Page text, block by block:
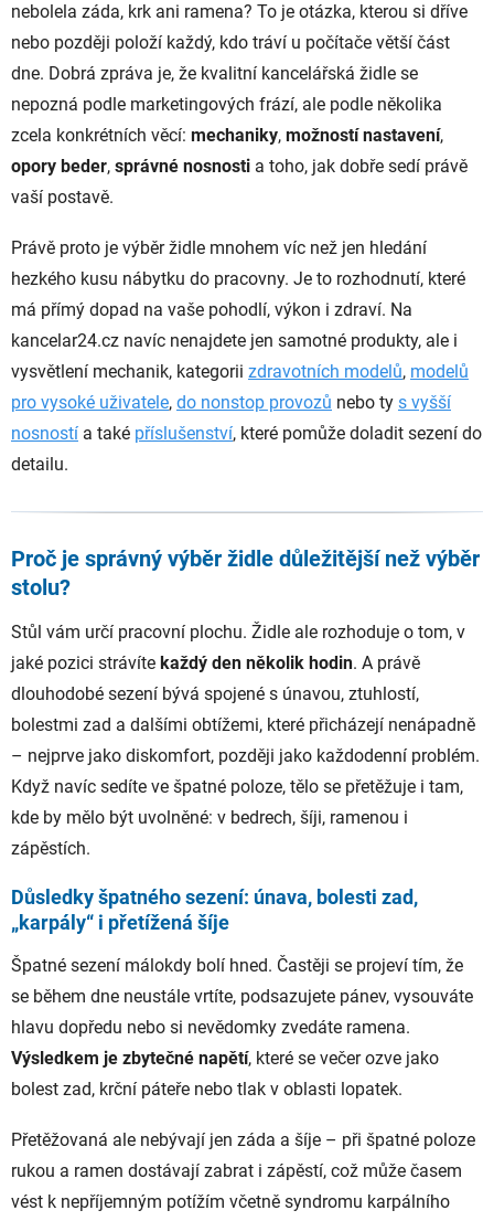
nebolela záda, krk ani ramena? To je otázka, kterou si dříve
nebo později položí každý, kdo tráví u počítače větší část
dne. Dobrá zpráva je, že kvalitní kancelářská židle se
nepozná podle marketingových frází, ale podle několika
zcela konkrétních věcí: mechaniky, možností nastavení,
opory beder, správné nosnosti a toho, jak dobře sedí právě
vaší postavě.
Právě proto je výběr židle mnohem víc než jen hledání
hezkého kusu nábytku do pracovny. Je to rozhodnutí, které
má přímý dopad na vaše pohodlí, výkon i zdraví. Na
kancelar24.cz navíc nenajdete jen samotné produkty, ale i
vysvětlení mechanik, kategorii zdravotních modelů, modelů
pro vysoké uživatele, do nonstop provozů nebo ty s vyšší
nosností a také příslušenství, které pomůže doladit sezení do
detailu.
Proč je správný výběr židle důležitější než výběr
stolu?
Stůl vám určí pracovní plochu. Židle ale rozhoduje o tom, v
jaké pozici strávíte každý den několik hodin. A právě
dlouhodobé sezení bývá spojené s únavou, ztuhlostí,
bolestmi zad a dalšími obtížemi, které přicházejí nenápadně
– nejprve jako diskomfort, později jako každodenní problém.
Když navíc sedíte ve špatné poloze, tělo se přetěžuje i tam,
kde by mělo být uvolněné: v bedrech, šíji, ramenou i
zápěstích.
Důsledky špatného sezení: únava, bolesti zad,
„karpály“ i přetížená šíje
Špatné sezení málokdy bolí hned. Častěji se projeví tím, že
se během dne neustále vrtíte, podsazujete pánev, vysouváte
hlavu dopředu nebo si nevědomky zvedáte ramena.
Výsledkem je zbytečné napětí, které se večer ozve jako
bolest zad, krční páteře nebo tlak v oblasti lopatek.
Přetěžovaná ale nebývají jen záda a šíje – při špatné poloze
rukou a ramen dostávají zabrat i zápěstí, což může časem
vést k nepříjemným potížím včetně syndromu karpálního